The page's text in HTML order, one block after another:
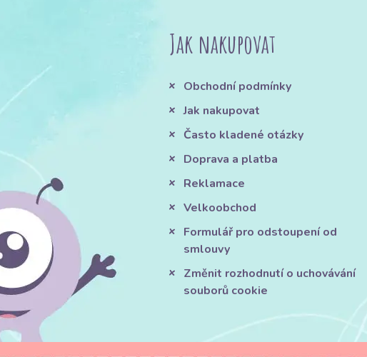
Jak nakupovat
Obchodní podmínky
Jak nakupovat
Často kladené otázky
Doprava a platba
Reklamace
Velkoobchod
Formulář pro odstoupení od
smlouvy
Změnit rozhodnutí o uchovávání
souborů cookie